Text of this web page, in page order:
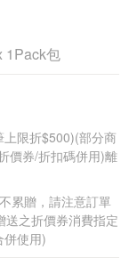
1Pack包
限折$500)(部分商
價券/折扣碼併用)離
累贈，請注意訂單
送之折價券消費指定
併使用)